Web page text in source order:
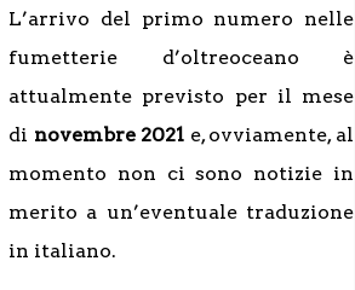
L’arrivo del primo numero nelle
fumetterie d’oltreoceano è
attualmente previsto per il mese
di novembre 2021 e, ovviamente, al
momento non ci sono notizie in
merito a un’eventuale traduzione
in italiano.